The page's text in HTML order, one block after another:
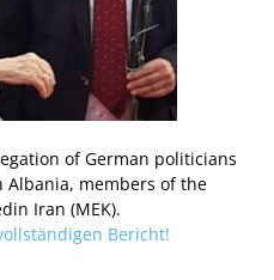
of German politicians
members of the
Iran (MEK).
Bericht!